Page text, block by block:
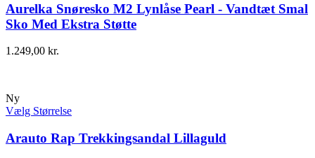
Aurelka Snøresko M2 Lynlåse Pearl - Vandtæt Smal
Sko Med Ekstra Støtte
1.249,00 kr.
Ny
Vælg Størrelse
Arauto Rap Trekkingsandal Lillaguld